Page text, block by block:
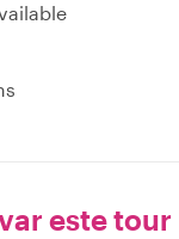
este tour